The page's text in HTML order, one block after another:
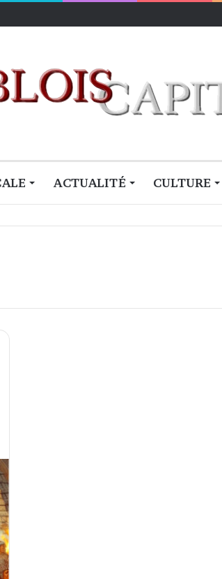
ACTUALITÉ CULTURE